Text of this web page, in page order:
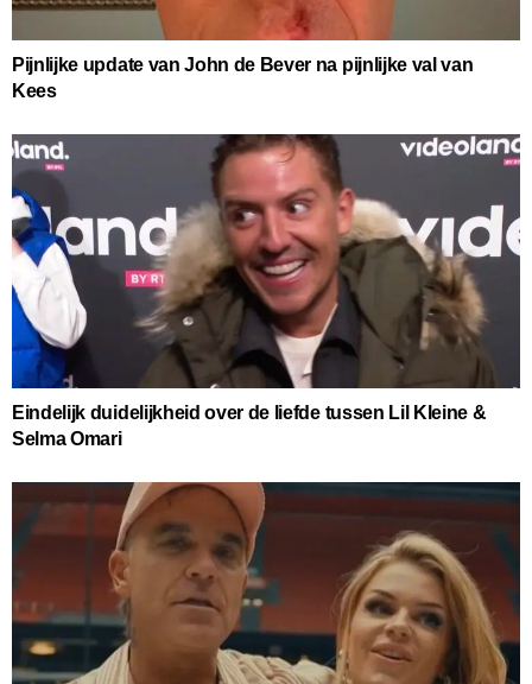
Pijnlijke update van John de Bever na pijnlijke val van
Kees
Eindelijk duidelijkheid over de liefde tussen Lil Kleine &
Selma Omari